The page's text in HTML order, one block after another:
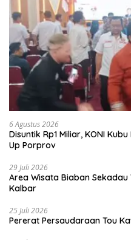
6 Agustus 2026
Disuntik Rp1 Miliar, KONI
Up Porprov
29 Juli 2026
Area Wisata Biaban
Kalbar
25 Juli 2026
Pererat Persaudaraan Tou